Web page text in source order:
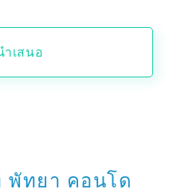
เสนอ
พัทยา คอนโด